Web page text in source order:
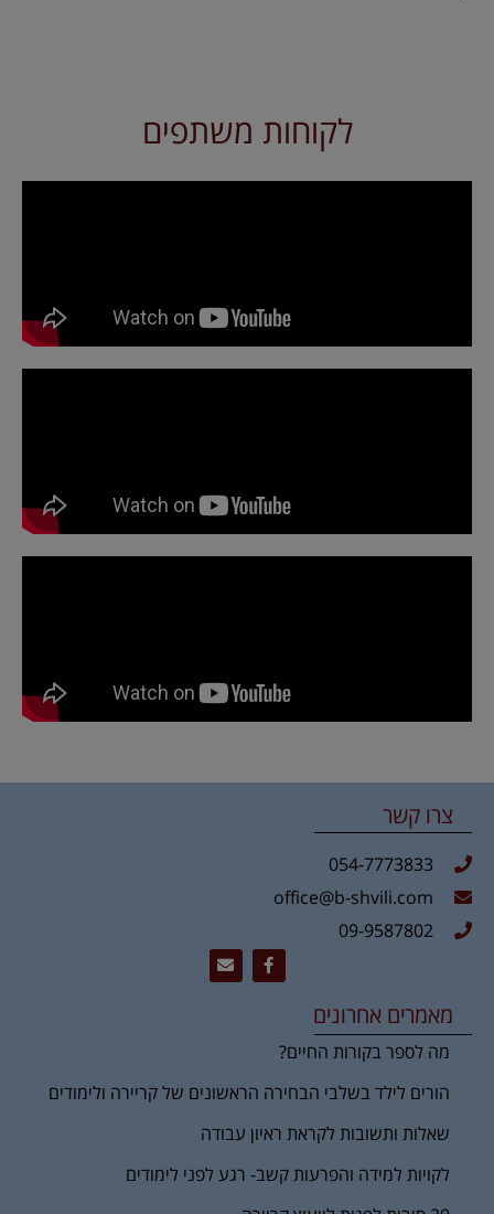
לקוחות משתפים
צרו קשר
054-7773833
office@b-shvili.com
09-9587802
מאמרים אחרונים
מה לספר בקורות החיים?
הורים לילד בשלבי הבחירה הראשונים של קריירה ולימודים
שאלות ותשובות לקראת ראיון עבודה
לקויות למידה והפרעות קשב- רגע לפני לימודים